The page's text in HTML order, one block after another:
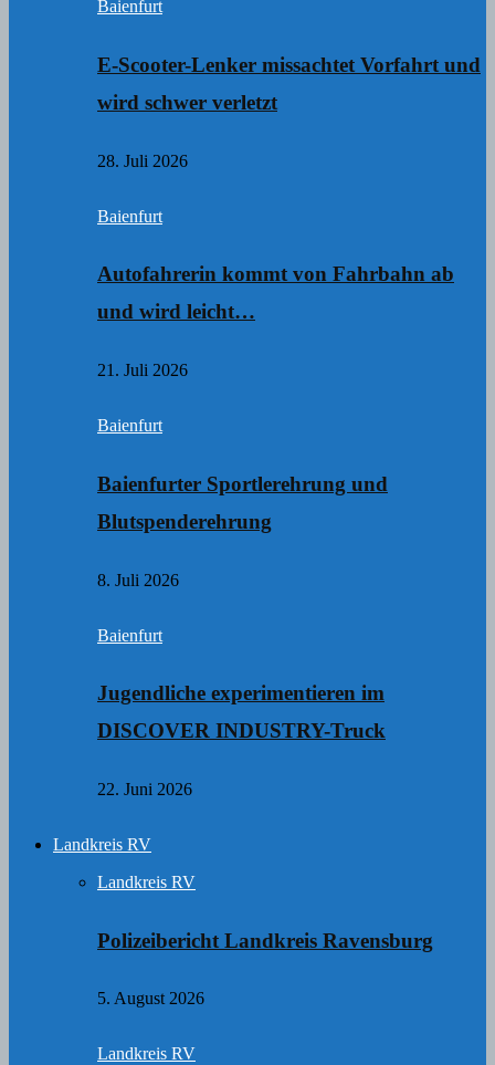
Baienfurt
E-Scooter-Lenker missachtet Vorfahrt und
wird schwer verletzt
28. Juli 2026
Baienfurt
Autofahrerin kommt von Fahrbahn ab
und wird leicht…
21. Juli 2026
Baienfurt
Baienfurter Sportlerehrung und
Blutspenderehrung
8. Juli 2026
Baienfurt
Jugendliche experimentieren im
DISCOVER INDUSTRY-Truck
22. Juni 2026
Landkreis RV
Landkreis RV
Polizeibericht Landkreis Ravensburg
5. August 2026
Landkreis RV